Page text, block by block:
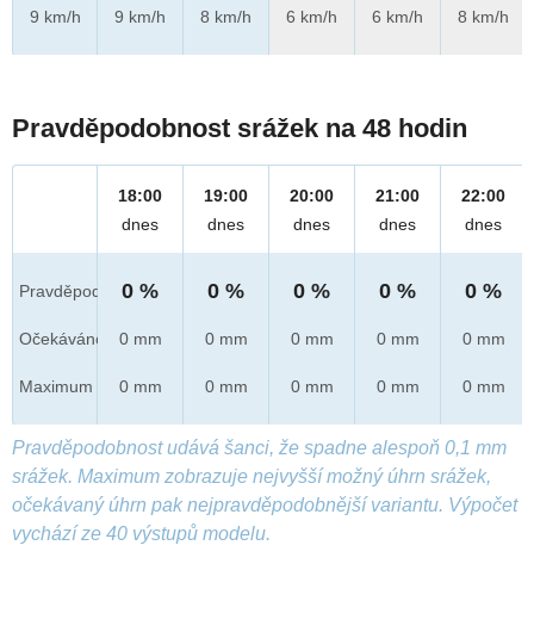
9 km/h
9 km/h
8 km/h
6 km/h
6 km/h
8 km/h
Pravděpodobnost srážek na 48 hodin
Pravděpod.
Očekáváno
Maximum
18:00
dnes
0 %
0 mm
0 mm
19:00
dnes
0 %
0 mm
0 mm
20:00
dnes
0 %
0 mm
0 mm
21:00
dnes
0 %
0 mm
0 mm
22:00
dnes
0 %
0 mm
0 mm
Pravděpodobnost udává šanci, že spadne alespoň 0,1 mm
srážek. Maximum zobrazuje nejvyšší možný úhrn srážek,
očekávaný úhrn pak nejpravděpodobnější variantu. Výpočet
vychází ze 40 výstupů modelu.